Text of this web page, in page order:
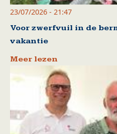
23/07/2026 - 21:47
Voor zwerfvuil in de
vakantie
Meer lezen